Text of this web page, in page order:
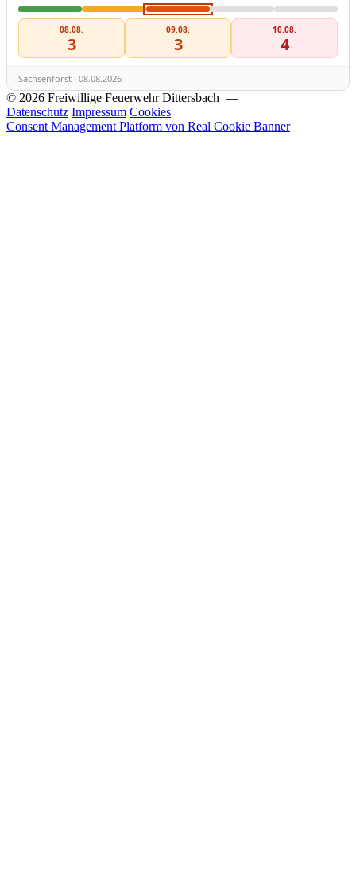
08.08.
3
09.08.
3
10.08.
4
Sachsenforst · 08.08.2026
© 2026 Freiwillige Feuerwehr Dittersbach —
Datenschutz Impressum Cookies
Consent Management Platform von Real Cookie Banner